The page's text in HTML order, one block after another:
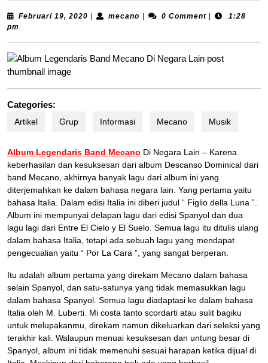
Februari 19, 2020 Februarimecano mecano0 Comment
1:28
pm
Categories:
Artikel Grup Informasi Mecano Musik
Album Legendaris Band Mecano Di Negara Lain – Karena
keberhasilan dan kesuksesan dari album Descanso Dominical dari
band Mecano, akhirnya banyak lagu dari album ini yang
diterjemahkan ke dalam bahasa negara lain. Yang pertama yaitu
bahasa Italia. Dalam edisi Italia ini diberi judul “ Figlio della Luna ”.
Album ini mempunyai delapan lagu dari edisi Spanyol dan dua
lagu lagi dari Entre El Cielo y El Suelo. Semua lagu itu ditulis ulang
dalam bahasa Italia, tetapi ada sebuah lagu yang mendapat
pengecualian yaitu “ Por La Cara ”, yang sangat berperan.
Itu adalah album pertama yang direkam Mecano dalam bahasa
selain Spanyol, dan satu-satunya yang tidak memasukkan lagu
dalam bahasa Spanyol. Semua lagu diadaptasi ke dalam bahasa
Italia oleh M. Luberti. Mi costa tanto scordarti atau sulit bagiku
untuk melupakanmu, direkam namun dikeluarkan dari seleksi yang
terakhir kali. Walaupun menuai kesuksesan dan untung besar di
Spanyol, album ini tidak memenuhi sesuai harapan ketika dijual di